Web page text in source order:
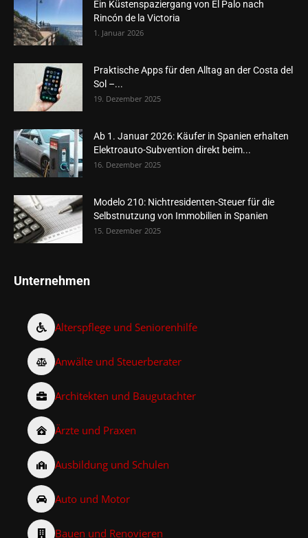
Ein Küstenspaziergang von El Palo nach
Rincón de la Victoria
1. Januar 2026
Praktische Apps für den Alltag an der Costa del
Sol –...
19. Dezember 2025
Ab 1. Januar 2026: Käufer in Spanien erhalten
Elektroauto-Subvention direkt beim...
16. Dezember 2025
Modelo 210: Nichtresidenten-Steuer für die
Selbstnutzung von Immobilien in Spanien
15. Dezember 2025
Unternehmen
Alterspflege und Seniorenhilfe
Anwälte und Steuerberater
Architekten und Baugutachter
Ärzte und Praxen
Ausbildung und Schulen
Auto und Motor
Bauen und Renovieren